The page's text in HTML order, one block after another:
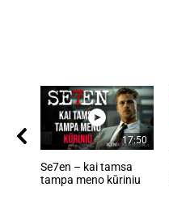
17:50
Se7en – kai tamsa
tampa meno kūriniu